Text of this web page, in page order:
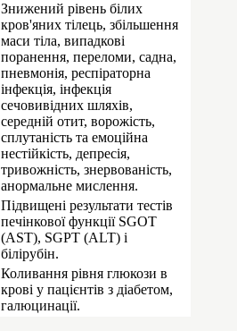
Знижений рівень білих
кров'яних тілець, збільшення
маси тіла, випадкові
поранення, переломи, садна,
пневмонія, респіраторна
інфекція, інфекція
сечовивідних шляхів,
середній отит, ворожість,
сплутаність та емоційна
нестійкість, депресія,
тривожність, знервованість,
анормальне мислення.
Підвищені результати тестів
печінкової функції SGOT
(AST), SGPT (ALT) і
білірубін.
Коливання рівня глюкози в
крові у пацієнтів з діабетом,
галюцинації.